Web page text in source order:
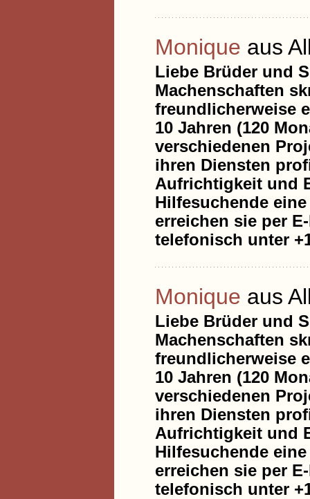
Monique aus
Liebe Brüder und
Machenschaften
freundlicherweise
10 Jahren (120
verschiedenen
ihren Diensten
Aufrichtigkeit und
Hilfesuchende
erreichen sie per
telefonisch unter
Monique aus
Liebe Brüder und
Machenschaften
freundlicherweise
10 Jahren (120
verschiedenen
ihren Diensten
Aufrichtigkeit und
Hilfesuchende
erreichen sie per
telefonisch unter